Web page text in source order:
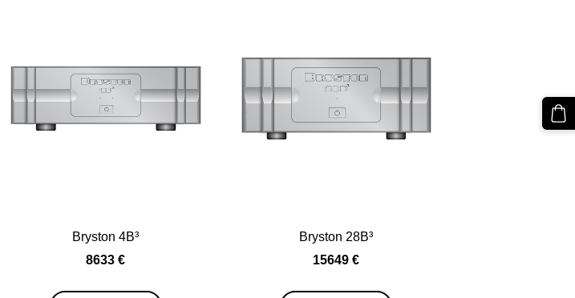
Bryston 4B³
8633 €
Bryston 28B³
15649 €